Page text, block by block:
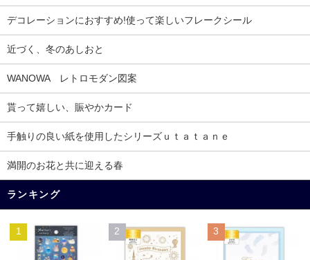
デコレーションにおすすめ!使って楽しいフレークシール
近づく、冬のあしおと
WANOWA レトロモダン図案
貰って嬉しい、賑やかカード
手触りの良い紙を使用したシリーズｕｔａｔａｎｅ
満開のお花と共に迎える春
ランキング
1 2 3